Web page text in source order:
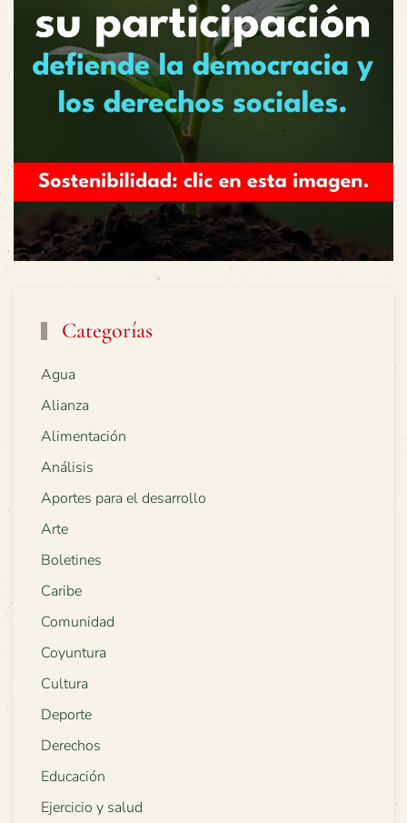
Categorías
Agua
Alianza
Alimentación
Análisis
Aportes para el desarrollo
Arte
Boletines
Caribe
Comunidad
Coyuntura
Cultura
Deporte
Derechos
Educación
Ejercicio y salud